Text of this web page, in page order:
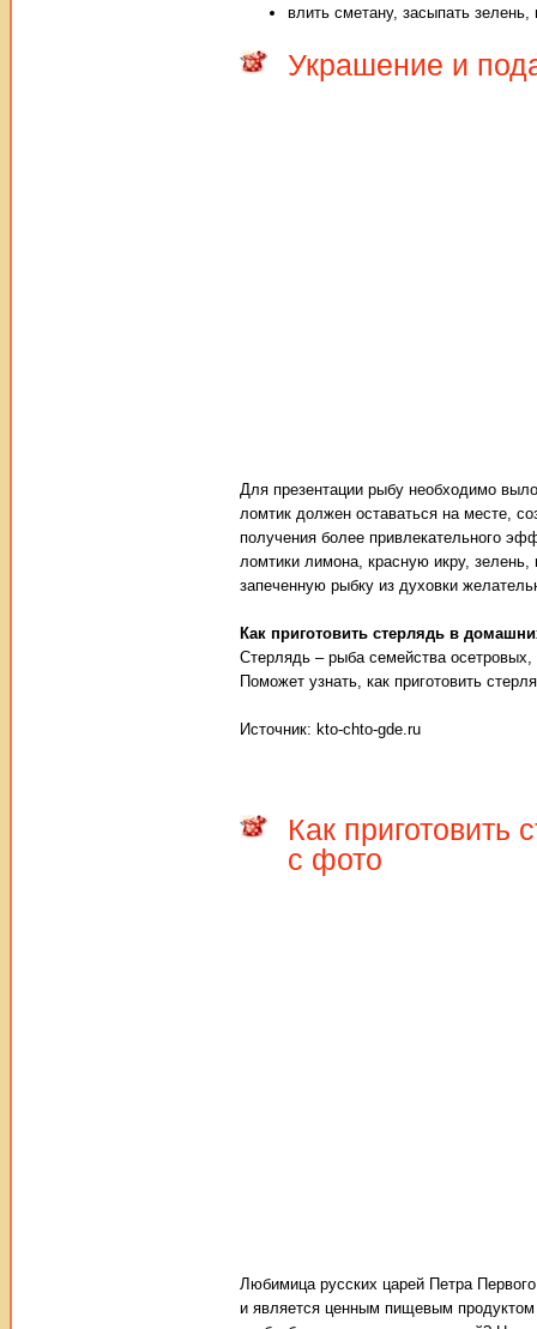
влить сметану, засыпать
Украшение и
Для презентации рыбу необходимо
ломтик должен оставаться на месте,
получения более привлекательного
ломтики лимона, красную икру,
запеченную рыбку из духовки
Как приготовить стерлядь в
Стерлядь – рыба семейства
Поможет узнать, как приготовить
Источник: kto-chto-gde.ru
Как
с фото
Любимица русских царей Петра
и является ценным пищевым